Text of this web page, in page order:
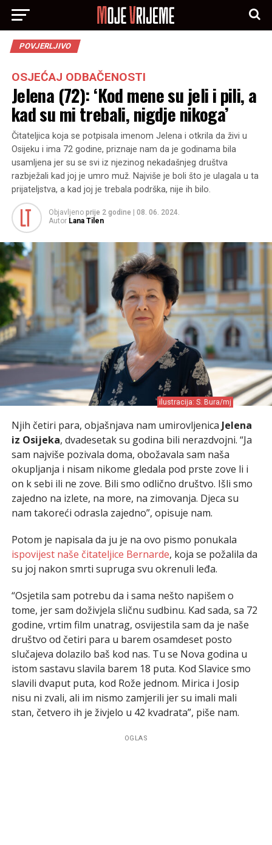
POVJERLJIVO
OSJEĆAJ ODBAČENOSTI
Jelena (72): ‘Kod mene su jeli i pili, a
kad su mi trebali, nigdje nikoga’
Čitateljica koja se potpisala imenom Jelena i otkrila da živi u
Osijeku i ima 72 godine, priznaje nam da je godinama bila
usamljena jer su se svi iz njezinog nekadašnjeg društva
razbježali kad joj je umro muž. Najviše je boli što je ulagala u ta
prijateljstva, a kad joj je trebala podrška, nije ih bilo.
Objavljeno prije 2 godine
08. 06. 2024.
Autor Lana Tilen
ilustracija: S. Bura/mj
Njih četiri para, objašnjava nam umirovljenica Jelena
iz Osijeka, dvadesetak su godina bili nerazdvojni. “Ja
sam najviše pozivala doma, obožavala sam naša
okupljanja i nisam nikome gledala pod prste zove li i
on k sebi ili ne zove. Bili smo odlično društvo. Išli smo
zajedno na izlete, na more, na zimovanja. Djeca su
nam takoreći odrasla zajedno”, opisuje nam.
Potom je napisala da ju je na ovo pismo ponukala
ispovijest naše čitateljice Bernarde, koja se požalila da
su joj nakon smrti supruga svu okrenuli leđa.
“Osjetila sam potrebu da i sama nešto napišem o
tome, jer sam doživjela sličnu sudbinu. Kad sada, sa 72
godine, vrtim film unatrag, osvijestila sam da je naše
društvo od četiri para u barem osamdeset posto
slučajeva dolazilo baš kod nas. Tu se Nova godina u
istom sastavu slavila barem 18 puta. Kod Slavice smo
slavili dvaput puta, kod Rože jednom. Mirica i Josip
nisu ni zvali, ali im nismo zamjerili jer su imali mali
stan, četvero ih je živjelo u 42 kvadrata”, piše nam.
OGLAS